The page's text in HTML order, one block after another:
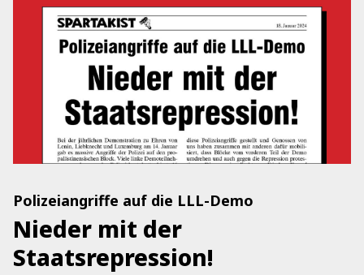
Polizeiangriffe auf die LLL-Demo
Nieder mit der
Staatsrepression!